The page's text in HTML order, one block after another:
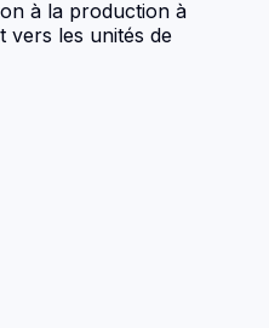
à la production à
vers les unités de